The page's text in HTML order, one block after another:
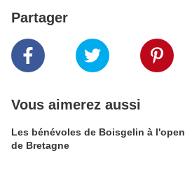
Partager
Vous aimerez aussi
Les bénévoles de Boisgelin à l'open
de Bretagne